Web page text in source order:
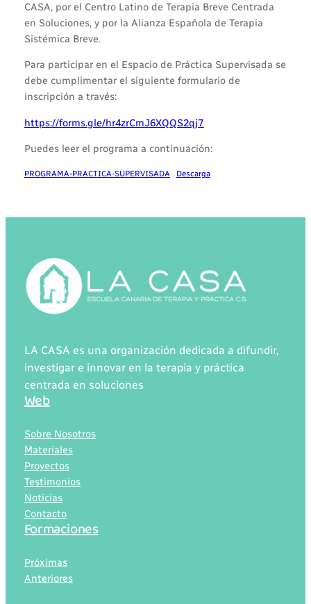
CASA, por el Centro Latino de Terapia Breve Centrada
en Soluciones, y por la Alianza Española de Terapia
Sistémica Breve.
Para participar en el Espacio de Práctica Supervisada se
debe cumplimentar el siguiente formulario de
inscripción a través:
https://forms.gle/hr4zrCmJ6XQQS2qj7
Puedes leer el programa a continuación:
PROGRAMA-PRACTICA-SUPERVISADA Descarga
LA CASA es una organización dedicada a difundir,
investigar e innovar en la terapia y práctica
centrada en soluciones
Web
Sobre Nosotros
Materiales
Proyectos
Testimonios
Noticias
Contacto
Formaciones
Próximas
Anteriores